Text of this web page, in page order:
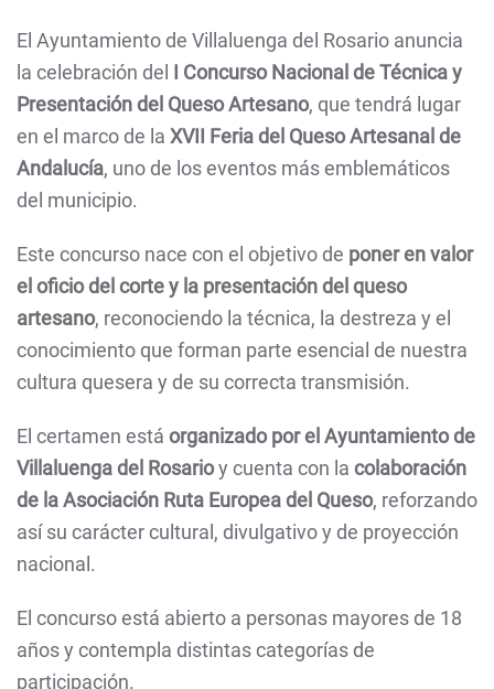
El Ayuntamiento de Villaluenga del Rosario anuncia
la celebración del I Concurso Nacional de Técnica y
Presentación del Queso Artesano, que tendrá lugar
en el marco de la XVII Feria del Queso Artesanal de
Andalucía, uno de los eventos más emblemáticos
del municipio.
Este concurso nace con el objetivo de poner en valor
el oficio del corte y la presentación del queso
artesano, reconociendo la técnica, la destreza y el
conocimiento que forman parte esencial de nuestra
cultura quesera y de su correcta transmisión.
El certamen está organizado por el Ayuntamiento de
Villaluenga del Rosarioy cuenta con la colaboración
de la Asociación Ruta Europea del Queso, reforzando
así su carácter cultural, divulgativo y de proyección
nacional.
El concurso está abierto a personas mayores de 18
años y contempla distintas categorías de
participación.